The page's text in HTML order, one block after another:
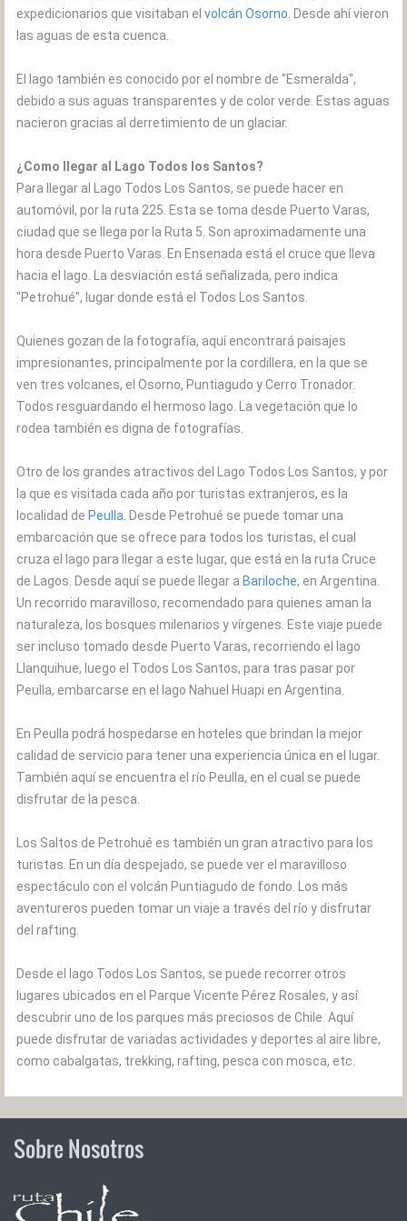
expedicionarios que visitaban el volcán Osorno . Desde ahí vieron
las aguas de esta cuenca.
El lago también es conocido por el nombre de "Esmeralda",
debido a sus aguas transparentes y de color verde. Estas aguas
nacieron gracias al derretimiento de un glaciar.
¿Como llegar al Lago Todos los Santos?
Para llegar al Lago Todos Los Santos, se puede hacer en
automóvil, por la ruta 225. Esta se toma desde Puerto Varas,
ciudad que se llega por la Ruta 5. Son aproximadamente una
hora desde Puerto Varas. En Ensenada está el cruce que lleva
hacia el lago. La desviación está señalizada, pero indica
"Petrohué", lugar donde está el Todos Los Santos.
Quienes gozan de la fotografía, aquí encontrará paisajes
impresionantes, principalmente por la cordillera, en la que se
ven tres volcanes, el Osorno, Puntiagudo y Cerro Tronador.
Todos resguardando el hermoso lago. La vegetación que lo
rodea también es digna de fotografías.
Otro de los grandes atractivos del Lago Todos Los Santos, y por
la que es visitada cada año por turistas extranjeros, es la
localidad de Peulla . Desde Petrohué se puede tomar una
embarcación que se ofrece para todos los turistas, el cual
cruza el lago para llegar a este lugar, que está en la ruta Cruce
de Lagos. Desde aquí se puede llegar a Bariloche, en Argentina.
Un recorrido maravilloso, recomendado para quienes aman la
naturaleza, los bosques milenarios y vírgenes. Este viaje puede
ser incluso tomado desde Puerto Varas, recorriendo el lago
Llanquihue, luego el Todos Los Santos, para tras pasar por
Peulla, embarcarse en el lago Nahuel Huapi en Argentina.
En Peulla podrá hospedarse en hoteles que brindan la mejor
calidad de servicio para tener una experiencia única en el lugar.
También aquí se encuentra el río Peulla, en el cual se puede
disfrutar de la pesca.
Los Saltos de Petrohué es también un gran atractivo para los
turistas. En un día despejado, se puede ver el maravilloso
espectáculo con el volcán Puntiagudo de fondo. Los más
aventureros pueden tomar un viaje a través del río y disfrutar
del rafting.
Desde el lago Todos Los Santos, se puede recorrer otros
lugares ubicados en el Parque Vicente Pérez Rosales, y así
descubrir uno de los parques más preciosos de Chile. Aquí
puede disfrutar de variadas actividades y deportes al aire libre,
como cabalgatas, trekking, rafting, pesca con mosca, etc.
Sobre Nosotros